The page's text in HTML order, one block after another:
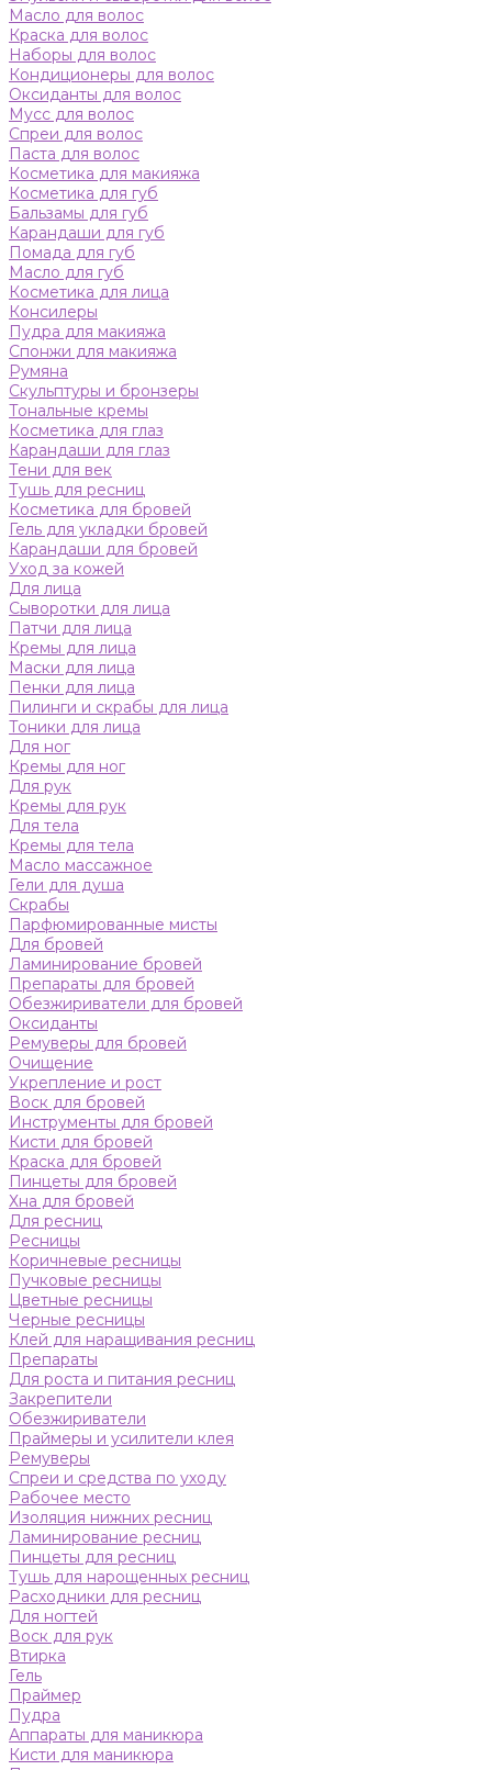
Масло для волос
Краска для волос
Наборы для волос
Кондиционеры для волос
Оксиданты для волос
Мусс для волос
Спреи для волос
Паста для волос
Косметика для макияжа
Косметика для губ
Бальзамы для губ
Карандаши для губ
Помада для губ
Масло для губ
Косметика для лица
Консилеры
Пудра для макияжа
Спонжи для макияжа
Румяна
Скульптуры и бронзеры
Тональные кремы
Косметика для глаз
Карандаши для глаз
Тени для век
Тушь для ресниц
Косметика для бровей
Гель для укладки бровей
Карандаши для бровей
Уход за кожей
Для лица
Сыворотки для лица
Патчи для лица
Кремы для лица
Маски для лица
Пенки для лица
Пилинги и скрабы для лица
Тоники для лица
Для ног
Кремы для ног
Для рук
Кремы для рук
Для тела
Кремы для тела
Масло массажное
Гели для душа
Скрабы
Парфюмированные мисты
Для бровей
Ламинирование бровей
Препараты для бровей
Обезжириватели для бровей
Оксиданты
Ремуверы для бровей
Очищение
Укрепление и рост
Воск для бровей
Инструменты для бровей
Кисти для бровей
Краска для бровей
Пинцеты для бровей
Хна для бровей
Для ресниц
Ресницы
Коричневые ресницы
Пучковые ресницы
Цветные ресницы
Черные ресницы
Клей для наращивания ресниц
Препараты
Для роста и питания ресниц
Закрепители
Обезжириватели
Праймеры и усилители клея
Ремуверы
Спреи и средства по уходу
Рабочее место
Изоляция нижних ресниц
Ламинирование ресниц
Пинцеты для ресниц
Тушь для нарощенных ресниц
Расходники для ресниц
Для ногтей
Воск для рук
Втирка
Гель
Праймер
Пудра
Аппараты для маникюра
Кисти для маникюра